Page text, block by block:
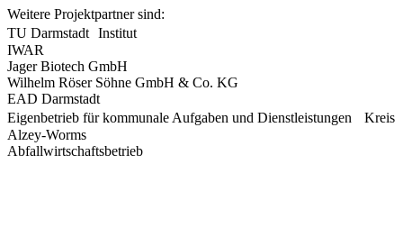
Weitere Projektpartner sind:
TU Darmstadt Institut
IWAR
Jager Biotech GmbH
Wilhelm Röser Söhne GmbH & Co. KG
EAD Darmstadt
Eigenbetrieb für kommunale Aufgaben und Dienstleistungen Kreis
Alzey-Worms
Abfallwirtschaftsbetrieb